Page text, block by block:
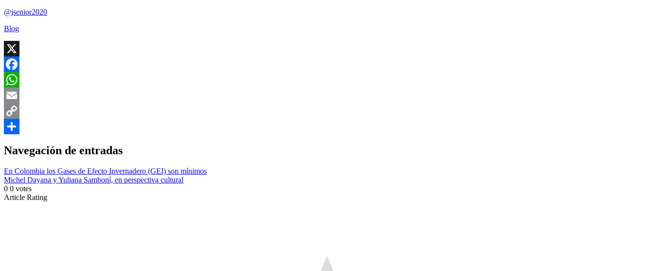
@jsenior2020
Blog
X
Facebook
WhatsApp
Email
Copy
Navegación de entradas
En Colombia los Gases de Efecto Invernadero (GEI) son mínimos
Michel Dayana y Yuliana Samboní, en perspectiva cultural
0 0 votes
Article Rating